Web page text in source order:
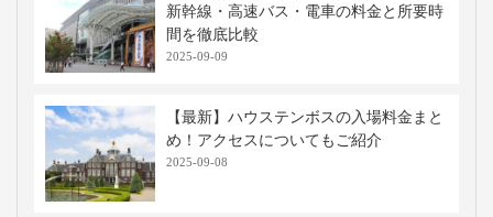
新幹線・高速バス・電車の料金と所要時
間を徹底比較
2025-09-09
【最新】ハウステンボスの入場料金まと
め！アクセスについてもご紹介
2025-09-08